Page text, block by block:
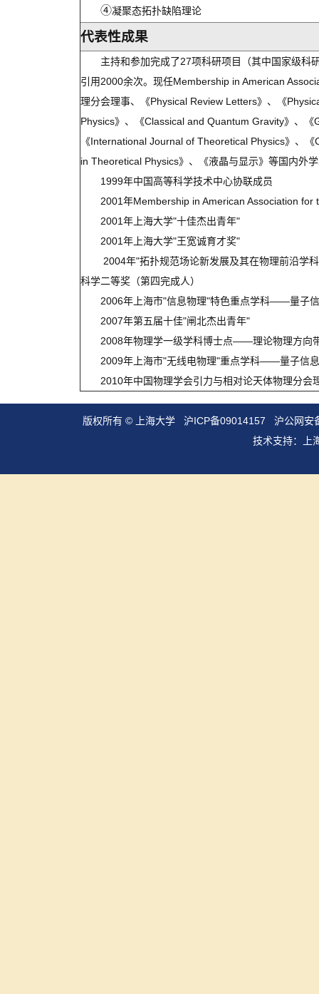
④凝聚态拓扑缺陷理论
代表性成果
主持和参加完成了27项科研项目（其中国家级科
引用2000余次。现任Membership in American
理分会理事、《Physical Review Letters》、《
Physics》、《Classical and Quantum Gravity》、
《International Journal of Theoretical Physics》、
in Theoretical Physics》、《液晶与显示》等国内外
1999年中国高等科学技术中心协联成员
2001年Membership in American Association for
2001年上海大学"十佳杰出青年"
2001年上海大学"王宽诚育才奖"
2004年"拓扑规范场论新发展及其在物理前沿学
科学二等奖（第四完成人）
2006年上海市"信息物理"特色重点学科——量子
2007年第五届十佳"闸北杰出青年"
2008年物理学一级学科博士点——理论物理方向
2009年上海市"无线电物理"重点学科——量子信
2010年中国物理学会引力与相对论天体物理分会
版权所有 ©上海大学 沪ICP备09014157
沪公网安
技术支持：